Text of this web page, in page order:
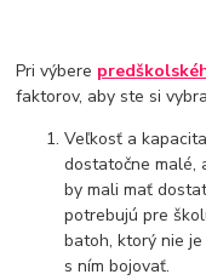
Pri výbere
faktorov, aby ste si
Veľkosť a
dostatočne malé,
by mali mať
potrebujú pre
batoh, ktorý nie
s ním bojovať.